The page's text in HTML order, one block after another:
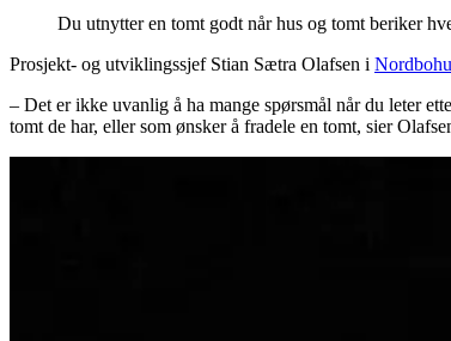
Du utnytter en tomt godt når hus og tomt beriker
Prosjekt- og utviklingssjef Stian Sætra Olafsen i
– Det er ikke uvanlig å ha mange spørsmål når du leter
tomt de har, eller som ønsker å fradele en tomt, sier